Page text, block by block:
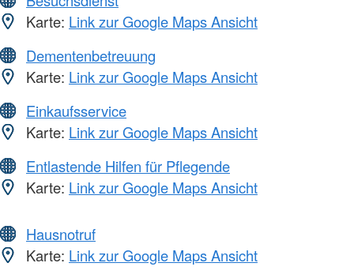
Karte: Link zur Google Maps Ansicht
Dementenbetreuung
Karte: Link zur Google Maps Ansicht
Einkaufsservice
Karte: Link zur Google Maps Ansicht
Entlastende Hilfen für Pflegende
Karte: Link zur Google Maps Ansicht
Hausnotruf
Karte: Link zur Google Maps Ansicht